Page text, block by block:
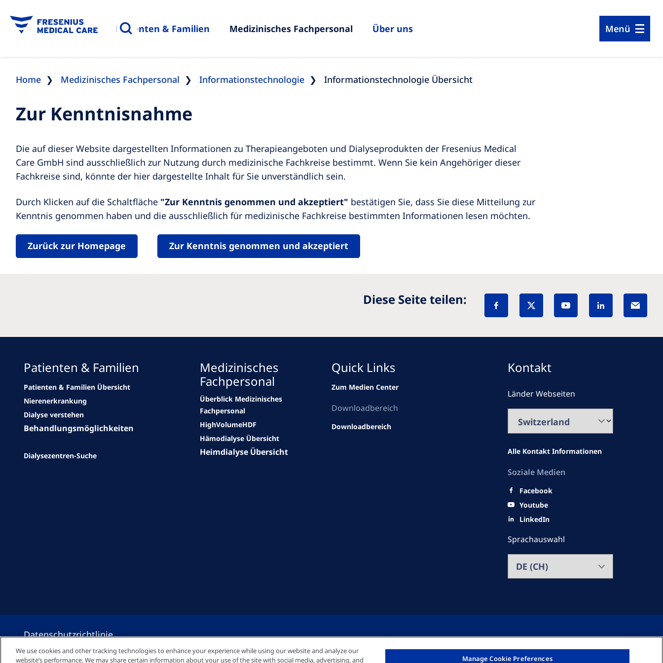
Menü
Patienten & Familien Medizinisches Fachpersonal Über uns
Home Medizinisches Fachpersonal Informationstechnologie Informationstechnologie Übersicht
Zur Kenntnisnahme
Die auf dieser Website dargestellten Informationen zu Therapieangeboten und Dialyseprodukten der Fresenius Medical
Care GmbH sind ausschließlich zur Nutzung durch medizinische Fachkreise bestimmt. Wenn Sie kein Angehöriger dieser
Fachkreise sind, könnte der hier dargestellte Inhalt für Sie unverständlich sein.
Durch Klicken auf die Schaltfläche "Zur Kenntnis genommen und akzeptiert" bestätigen Sie, dass Sie diese Mitteilung zur
Kenntnis genommen haben und die ausschließlich für medizinische Fachkreise bestimmten Informationen lesen möchten.
Zurück zur Homepage Zur Kenntnis genommen und akzeptiert
Diese Seite teilen:
Patienten & Familien
Patienten & Familien Übersicht
Nierenerkrankung
Dialyse verstehen
Behandlungsmöglichkeiten
Dialysezentren-Suche
Medizinisches
Fachpersonal
Überblick Medizinisches
Fachpersonal
HighVolumeHDF
Hämodialyse Übersicht
Heimdialyse Übersicht
Quick Links
Zum Medien Center
Downloadbereich
Downloadbereich
Kontakt
Länder Webseiten
Alle Kontakt Informationen
Soziale Medien
Facebook
Youtube
LinkedIn
Sprachauswahl
Datenschutzrichtlinie
We use cookies and other tracking technologies to enhance your experience while using our website and analyze our
website’s performance. We may share certain information about your use of the site with social media, advertising, and
Manage Cookie Preferences